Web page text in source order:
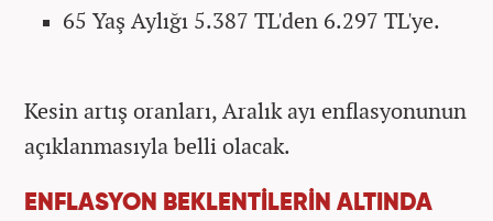
65 Yaş Aylığı 5.387 TL'den 6.297 TL'ye.
Kesin artış oranları, Aralık ayı enflasyonunun
açıklanmasıyla belli olacak.
ENFLASYON BEKLENTİLERİN ALTINDA